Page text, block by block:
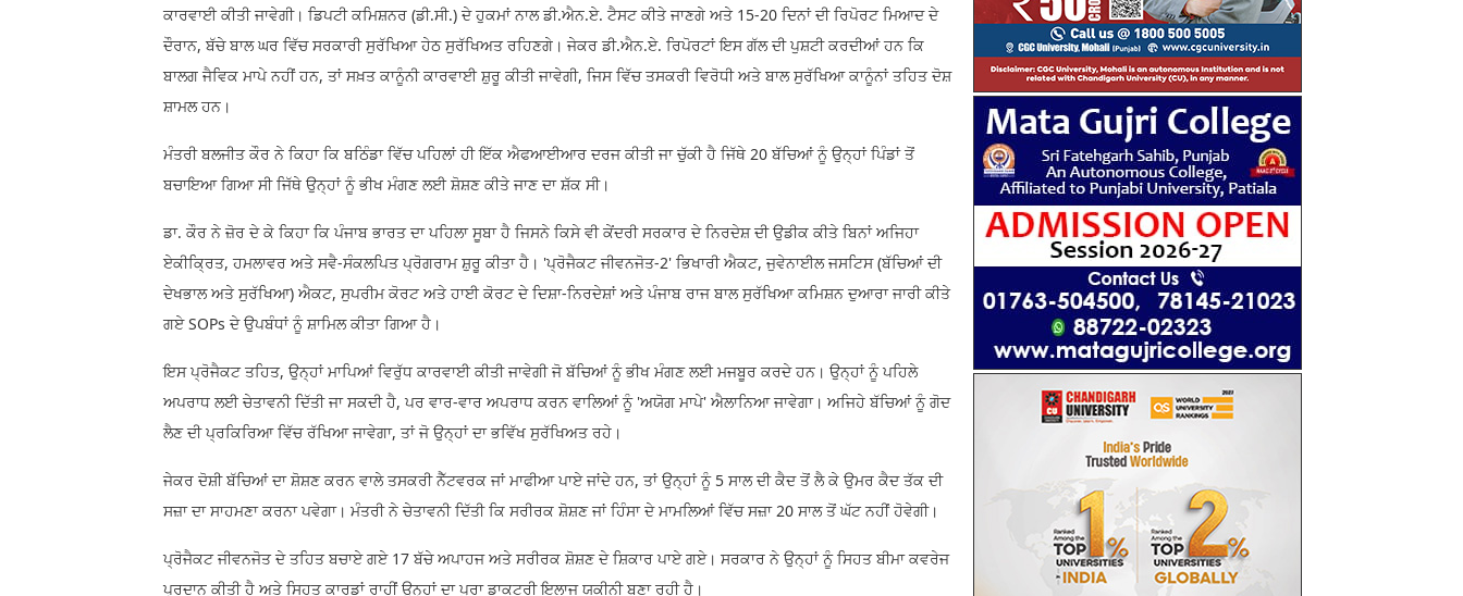
ਕਾਰਵਾਈ ਕੀਤੀ ਜਾਵੇਗੀ। ਡਿਪਟੀ ਕਮਿਸ਼ਨਰ (ਡੀ.ਸੀ.) ਦੇ ਹੁਕਮਾਂ ਨਾਲ ਡੀ.ਐਨ.ਏ. ਟੈਸਟ ਕੀਤੇ ਜਾਣਗੇ ਅਤੇ 15-20 ਦਿਨਾਂ ਦੀ ਰਿਪੋਰਟ ਮਿਆਦ ਦੇ
ਦੌਰਾਨ, ਬੱਚੇ ਬਾਲ ਘਰ ਵਿੱਚ ਸਰਕਾਰੀ ਸੁਰੱਖਿਆ ਹੇਠ ਸੁਰੱਖਿਅਤ ਰਹਿਣਗੇ। ਜੇਕਰ ਡੀ.ਐਨ.ਏ. ਰਿਪੋਰਟਾਂ ਇਸ ਗੱਲ ਦੀ ਪੁਸ਼ਟੀ ਕਰਦੀਆਂ ਹਨ ਕਿ
ਬਾਲਗ ਜੈਵਿਕ ਮਾਪੇ ਨਹੀਂ ਹਨ, ਤਾਂ ਸਖ਼ਤ ਕਾਨੂੰਨੀ ਕਾਰਵਾਈ ਸ਼ੁਰੂ ਕੀਤੀ ਜਾਵੇਗੀ, ਜਿਸ ਵਿੱਚ ਤਸਕਰੀ ਵਿਰੋਧੀ ਅਤੇ ਬਾਲ ਸੁਰੱਖਿਆ ਕਾਨੂੰਨਾਂ ਤਹਿਤ ਦੋਸ਼
ਸ਼ਾਮਲ ਹਨ।
ਮੰਤਰੀ ਬਲਜੀਤ ਕੌਰ ਨੇ ਕਿਹਾ ਕਿ ਬਠਿੰਡਾ ਵਿੱਚ ਪਹਿਲਾਂ ਹੀ ਇੱਕ ਐਫਆਈਆਰ ਦਰਜ ਕੀਤੀ ਜਾ ਚੁੱਕੀ ਹੈ ਜਿੱਥੇ 20 ਬੱਚਿਆਂ ਨੂੰ ਉਨ੍ਹਾਂ ਪਿੰਡਾਂ ਤੋਂ
ਬਚਾਇਆ ਗਿਆ ਸੀ ਜਿੱਥੇ ਉਨ੍ਹਾਂ ਨੂੰ ਭੀਖ ਮੰਗਣ ਲਈ ਸ਼ੋਸ਼ਣ ਕੀਤੇ ਜਾਣ ਦਾ ਸ਼ੱਕ ਸੀ।
ਡਾ. ਕੌਰ ਨੇ ਜ਼ੋਰ ਦੇ ਕੇ ਕਿਹਾ ਕਿ ਪੰਜਾਬ ਭਾਰਤ ਦਾ ਪਹਿਲਾ ਸੂਬਾ ਹੈ ਜਿਸਨੇ ਕਿਸੇ ਵੀ ਕੇਂਦਰੀ ਸਰਕਾਰ ਦੇ ਨਿਰਦੇਸ਼ ਦੀ ਉਡੀਕ ਕੀਤੇ ਬਿਨਾਂ ਅਜਿਹਾ
ਏਕੀਕ੍ਰਿਤ, ਹਮਲਾਵਰ ਅਤੇ ਸਵੈ-ਸੰਕਲਪਿਤ ਪ੍ਰੋਗਰਾਮ ਸ਼ੁਰੂ ਕੀਤਾ ਹੈ। 'ਪ੍ਰੋਜੈਕਟ ਜੀਵਨਜੋਤ-2' ਭਿਖਾਰੀ ਐਕਟ, ਜੁਵੇਨਾਈਲ ਜਸਟਿਸ (ਬੱਚਿਆਂ ਦੀ
ਦੇਖਭਾਲ ਅਤੇ ਸੁਰੱਖਿਆ) ਐਕਟ, ਸੁਪਰੀਮ ਕੋਰਟ ਅਤੇ ਹਾਈ ਕੋਰਟ ਦੇ ਦਿਸ਼ਾ-ਨਿਰਦੇਸ਼ਾਂ ਅਤੇ ਪੰਜਾਬ ਰਾਜ ਬਾਲ ਸੁਰੱਖਿਆ ਕਮਿਸ਼ਨ ਦੁਆਰਾ ਜਾਰੀ ਕੀਤੇ
ਗਏ SOPs ਦੇ ਉਪਬੰਧਾਂ ਨੂੰ ਸ਼ਾਮਿਲ ਕੀਤਾ ਗਿਆ ਹੈ।
ਇਸ ਪ੍ਰੋਜੈਕਟ ਤਹਿਤ, ਉਨ੍ਹਾਂ ਮਾਪਿਆਂ ਵਿਰੁੱਧ ਕਾਰਵਾਈ ਕੀਤੀ ਜਾਵੇਗੀ ਜੋ ਬੱਚਿਆਂ ਨੂੰ ਭੀਖ ਮੰਗਣ ਲਈ ਮਜਬੂਰ ਕਰਦੇ ਹਨ। ਉਨ੍ਹਾਂ ਨੂੰ ਪਹਿਲੇ
ਅਪਰਾਧ ਲਈ ਚੇਤਾਵਨੀ ਦਿੱਤੀ ਜਾ ਸਕਦੀ ਹੈ, ਪਰ ਵਾਰ-ਵਾਰ ਅਪਰਾਧ ਕਰਨ ਵਾਲਿਆਂ ਨੂੰ 'ਅਯੋਗ ਮਾਪੇ' ਐਲਾਨਿਆ ਜਾਵੇਗਾ। ਅਜਿਹੇ ਬੱਚਿਆਂ ਨੂੰ ਗੋਦ
ਲੈਣ ਦੀ ਪ੍ਰਕਿਰਿਆ ਵਿੱਚ ਰੱਖਿਆ ਜਾਵੇਗਾ, ਤਾਂ ਜੋ ਉਨ੍ਹਾਂ ਦਾ ਭਵਿੱਖ ਸੁਰੱਖਿਅਤ ਰਹੇ।
ਜੇਕਰ ਦੋਸ਼ੀ ਬੱਚਿਆਂ ਦਾ ਸ਼ੋਸ਼ਣ ਕਰਨ ਵਾਲੇ ਤਸਕਰੀ ਨੈੱਟਵਰਕ ਜਾਂ ਮਾਫੀਆ ਪਾਏ ਜਾਂਦੇ ਹਨ, ਤਾਂ ਉਨ੍ਹਾਂ ਨੂੰ 5 ਸਾਲ ਦੀ ਕੈਦ ਤੋਂ ਲੈ ਕੇ ਉਮਰ ਕੈਦ ਤੱਕ ਦੀ
ਸਜ਼ਾ ਦਾ ਸਾਹਮਣਾ ਕਰਨਾ ਪਵੇਗਾ। ਮੰਤਰੀ ਨੇ ਚੇਤਾਵਨੀ ਦਿੱਤੀ ਕਿ ਸਰੀਰਕ ਸ਼ੋਸ਼ਣ ਜਾਂ ਹਿੰਸਾ ਦੇ ਮਾਮਲਿਆਂ ਵਿੱਚ ਸਜ਼ਾ 20 ਸਾਲ ਤੋਂ ਘੱਟ ਨਹੀਂ ਹੋਵੇਗੀ।
ਪ੍ਰੋਜੈਕਟ ਜੀਵਨਜੋਤ ਦੇ ਤਹਿਤ ਬਚਾਏ ਗਏ 17 ਬੱਚੇ ਅਪਾਹਜ ਅਤੇ ਸਰੀਰਕ ਸ਼ੋਸ਼ਣ ਦੇ ਸ਼ਿਕਾਰ ਪਾਏ ਗਏ। ਸਰਕਾਰ ਨੇ ਉਨ੍ਹਾਂ ਨੂੰ ਸਿਹਤ ਬੀਮਾ ਕਵਰੇਜ
ਪ੍ਰਦਾਨ ਕੀਤੀ ਹੈ ਅਤੇ ਸਿਹਤ ਕਾਰਡਾਂ ਰਾਹੀਂ ਉਨ੍ਹਾਂ ਦਾ ਪੂਰਾ ਡਾਕਟਰੀ ਇਲਾਜ ਯਕੀਨੀ ਬਣਾ ਰਹੀ ਹੈ।